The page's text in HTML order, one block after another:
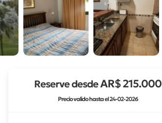
Reserve desdeAR$ 215.000
Precio valido hasta el 24-02-2026